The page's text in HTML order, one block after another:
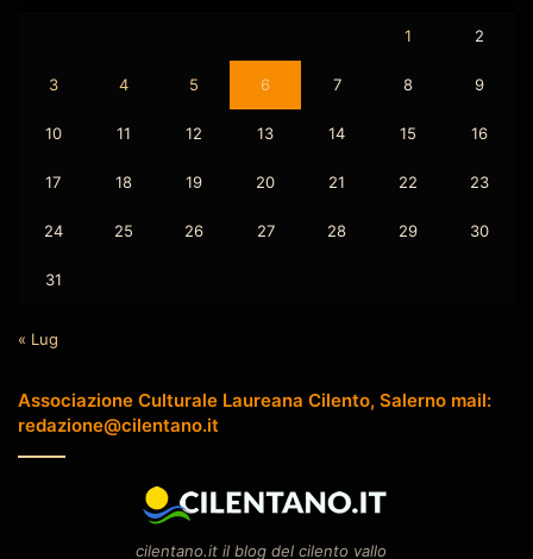
1 2
3 4 5 6 7 8 9
10 11 12 13 14 15 16
17 18 19 20 21 22 23
24 25 26 27 28 29 30
31
« Lug
Associazione Culturale Laureana Cilento, Salerno mail:
redazione@cilentano.it
cilentano.it il blog del cilento vallo